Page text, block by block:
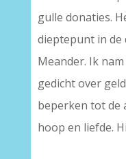
gulle donaties.
dieptepunt in
Meander. Ik
gedicht over
beperken tot de
hoop en liefde.